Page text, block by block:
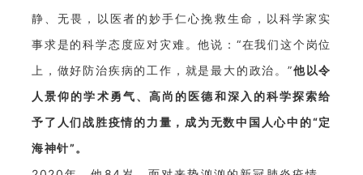
静、无畏，以医者的妙手仁心挽救生命，以科学家实
事求是的科学态度应对灾难。他说：“在我们这个岗位
上，做好防治疾病的工作，就是最大的政治。”他以令
人景仰的学术勇气、高尚的医德和深入的科学探索给
予了人们战胜疫情的力量，成为无数中国人心中的“定
海神针”。